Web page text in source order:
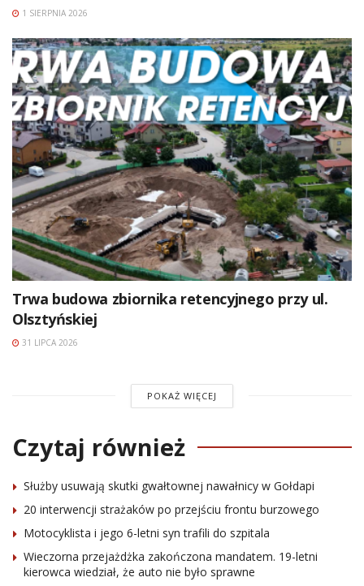
1 SIERPNIA 2026
Trwa budowa zbiornika retencyjnego przy ul.
Olsztyńskiej
31 LIPCA 2026
POKAŻ WIĘCEJ
Czytaj również
Służby usuwają skutki gwałtownej nawałnicy w Gołdapi
20 interwencji strażaków po przejściu frontu burzowego
Motocyklista i jego 6-letni syn trafili do szpitala
Wieczorna przejażdżka zakończona mandatem. 19-letni
kierowca wiedział, że auto nie było sprawne